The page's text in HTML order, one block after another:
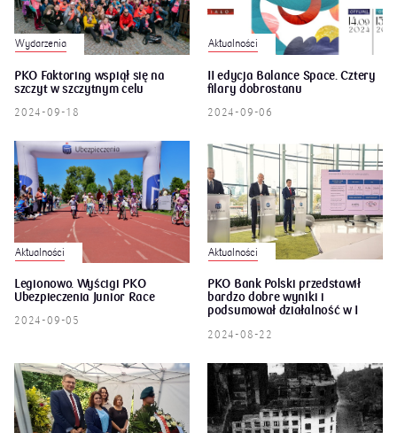
Wydarzenia
PKO Faktoring wspiął się na
szczyt w szczytnym celu
2024-09-18
Aktualności
II edycja Balance Space. Cztery
filary dobrostanu
2024-09-06
Aktualności
Legionowo. Wyścigi PKO
Ubezpieczenia Junior Race
2024-09-05
Aktualności
PKO Bank Polski przedstawił
bardzo dobre wyniki i
podsumował działalność w I
2024-08-22